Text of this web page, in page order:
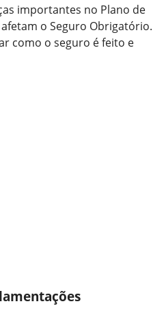
importantes no Plano de
o Seguro Obrigatório.
como o seguro é feito e